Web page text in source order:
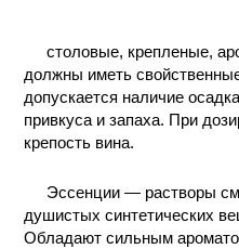
столовые, крепленые,
должны иметь
допускается наличие
привкуса и запаха. При
крепость вина.
Эссенции — растворы
душистых синтетических
Обладают сильным